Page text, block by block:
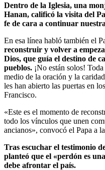
Dentro de la Iglesia, una
Hanan, calificó la visita del
fe de cara a continuar
En esa línea habló también el
reconstruir y volver a
Dios, que guía el destino de
pueblos. ¡No están solos!
medio de la oración y la
les han abierto las puertas en
Francisco.
«Este es el momento de
todo los vínculos que unen
ancianos», convocó el Papa a
Tras escuchar el testimonio
planteó que el «perdón es
debe afrontar el país.